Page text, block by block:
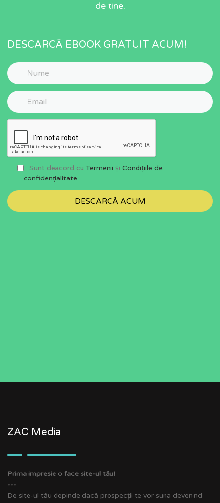
de tine.
DESCARCĂ EBOOK GRATUIT ACUM!
Sunt deacord cu Termenii și Condițiile de
confidențialitate
ZAO Media
Prima impresie o face site-ul tău!
---
De site-ul tău depinde dacă prospecții te vor suna devenind